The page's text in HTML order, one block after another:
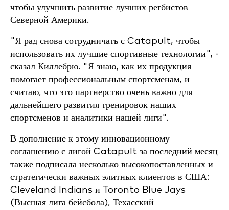
чтобы улучшить развитие лучших регбистов
Северной Америки.
"Я рад снова сотрудничать с Catapult, чтобы
использовать их лучшие спортивные технологии", -
сказал Киллебрю. "Я знаю, как их продукция
помогает профессиональным спортсменам, и
считаю, что это партнерство очень важно для
дальнейшего развития тренировок наших
спортсменов и аналитики нашей лиги".
В дополнение к этому инновационному
соглашению с лигой Catapult за последний месяц
также подписала несколько высокопоставленных и
стратегически важных элитных клиентов в США:
Cleveland Indians и Toronto Blue Jays
(Высшая лига бейсбола), Техасский